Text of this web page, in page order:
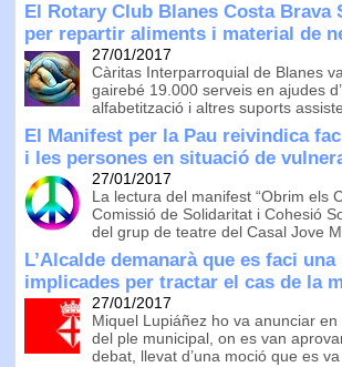
El Rotary Club Blanes Costa
per repartir aliments i material de
27/01/2017
Càritas Interparroquial de Blanes
gairebé 19.000 serveis en ajudes
alfabetització i altres suports
El Manifest per la Pau reivindica
i les persones en situació de
27/01/2017
La lectura del manifest “Obrim els
Comissió de Solidaritat i Cohesió
del grup de teatre del Casal Jove
L’Alcalde demanarà que es faci
implicades per tractar el cas de la
27/01/2017
Miquel Lupiáñez ho va anunciar
del ple municipal, on es van
debat, llevat d’una moció que es